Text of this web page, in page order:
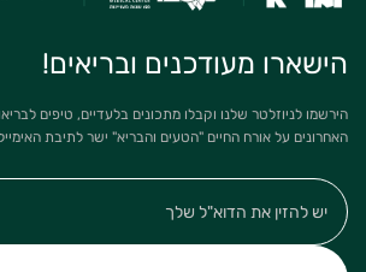
הישארו מעודכנים ובריאים!
הירשמו לניוזלטר שלנו וקבלו מתכונים בלעדיים, טיפים
האחרונים על אורח החיים "הטעים והבריא" ישר לתיבת